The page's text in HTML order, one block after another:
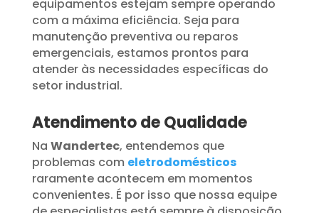
equipamentos estejam sempre operando
com a máxima eficiência. Seja para
manutenção preventiva ou reparos
emergenciais, estamos prontos para
atender às necessidades específicas do
setor industrial.
Atendimento de Qualidade
Na Wandertec, entendemos que
problemas com eletrodomésticos
raramente acontecem em momentos
convenientes. É por isso que nossa equipe